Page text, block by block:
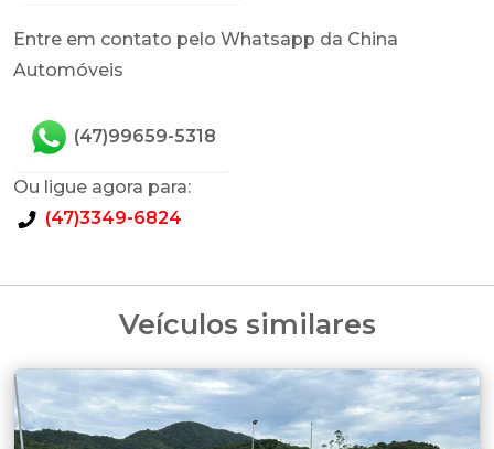
Entre em contato pelo Whatsapp da China
Automóveis
(47)99659-5318
Ou ligue agora para:
(47)3349-6824
Veículos similares